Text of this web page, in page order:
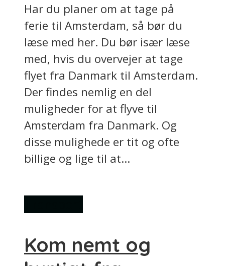
Har du planer om at tage på
ferie til Amsterdam, så bør du
læse med her. Du bør især læse
med, hvis du overvejer at tage
flyet fra Danmark til Amsterdam.
Der findes nemlig en del
muligheder for at flyve til
Amsterdam fra Danmark. Og
disse mulighede er tit og ofte
billige og lige til at...
Kom nemt og